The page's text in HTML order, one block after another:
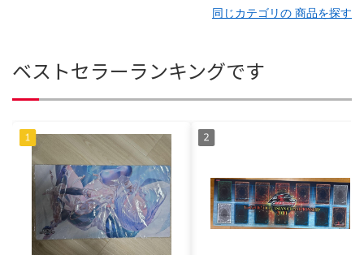
同じカテゴリの 商品を探す
ベストセラーランキングです